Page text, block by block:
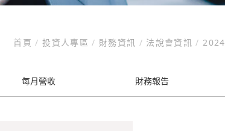
首頁/ 投資人專區/ 財務資訊 / 法說會資訊/ 2024
每月營收 財務報告